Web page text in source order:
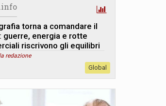
torna a comandare il
guerre, energia e rotte
riscrivono gli equilibri
redazione
Global